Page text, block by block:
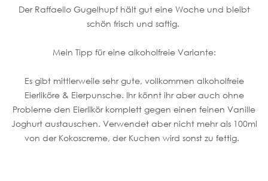
Der Raffaello Gugelhupf hält gut eine Woche und bleibt
schön frisch und saftig.
Mein Tipp für eine alkoholfreie Variante:
Es gibt mittlerweile sehr gute, vollkommen alkoholfreie
Eierliköre & Eierpunsche. Ihr könnt ihr aber auch ohne
Probleme den Eierlikör komplett gegen einen feinen Vanille
Joghurt austauschen. Verwendet aber nicht mehr als 100ml
von der Kokoscreme, der Kuchen wird sonst zu fettig.